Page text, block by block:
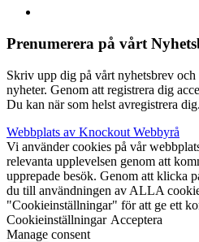
Prenumerera på vårt
Skriv upp dig på vårt nyhetsbrev
nyheter. Genom att registrera dig
Du kan när som helst avregistrera dig.
Webbplats av Knockout Webbyrå
Vi använder cookies på vår
relevanta upplevelsen genom att
upprepade besök. Genom att klicka
du till användningen av ALLA
"Cookieinställningar" för att ge ett
Cookieinställningar Acceptera
Manage consent